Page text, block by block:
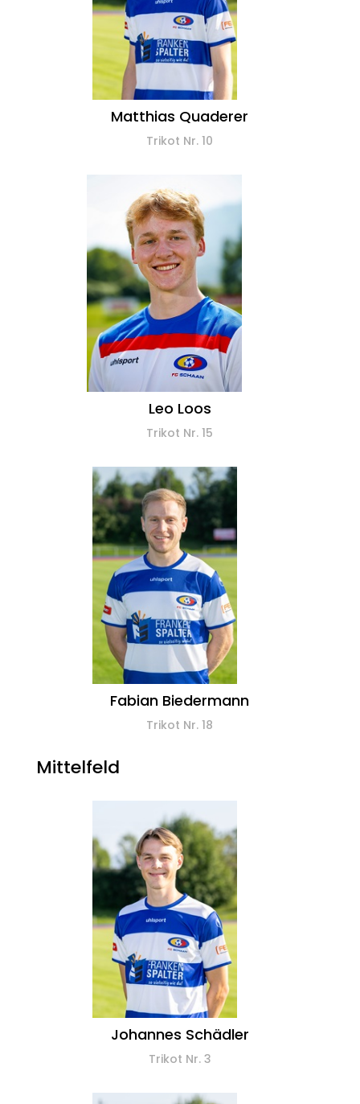
Matthias Quaderer
Trikot Nr. 10
Leo Loos
Trikot Nr. 15
Fabian Biedermann
Trikot Nr. 18
Mittelfeld
Johannes Schädler
Trikot Nr. 3